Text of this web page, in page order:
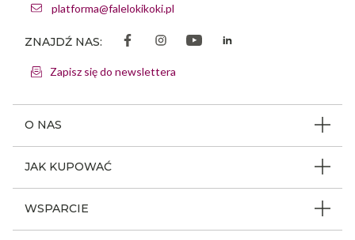
O NAS
Dlaczego FLK
JAK KUPOWAĆ
WSPARCIE
platforma@falelokikoki.pl
ZNAJDŹ NAS:
Zapisz się do newslettera